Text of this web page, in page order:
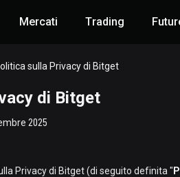
Mercati Trading
sulla Privacy di Bitget
di Bitget
2025
Privacy di Bitget (di seguito definita "